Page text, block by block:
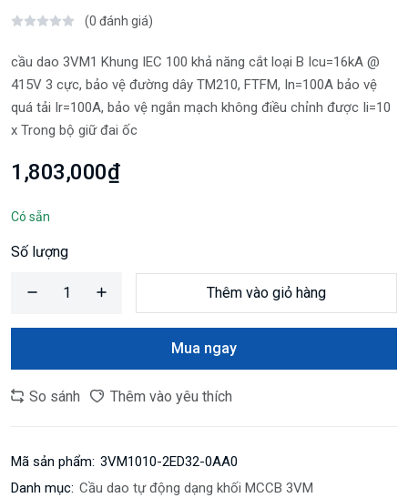
(0 đánh giá)
cầu dao 3VM1 Khung IEC 100 khả năng cắt loại B Icu=16kA @
415V 3 cực, bảo vệ đường dây TM210, FTFM, In=100A bảo vệ
quá tải Ir=100A, bảo vệ ngắn mạch không điều chỉnh được Ii=10
x Trong bộ giữ đai ốc
1,803,000₫
Có sẵn
Số lượng
Thêm vào giỏ hàng
Mua ngay
So sánh Thêm vào yêu thích
Mã sản phẩm: 3VM1010-2ED32-0AA0
Danh mục: Cầu dao tự động dạng khối MCCB 3VM